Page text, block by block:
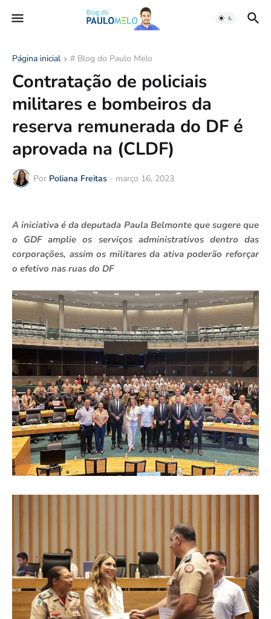
Página inicial # Blog do Paulo Melo
Contratação de policiais
militares e bombeiros da
reserva remunerada do DF é
aprovada na (CLDF)
Por Poliana Freitas - março 16, 2023
A iniciativa é da deputada Paula Belmonte que sugere que
o GDF amplie os serviços administrativos dentro das
corporações, assim os militares da ativa poderão reforçar
o efetivo nas ruas do DF